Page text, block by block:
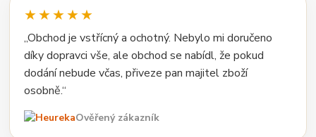
★★★★★
„Obchod je vstřícný a ochotný. Nebylo mi doručeno
díky dopravci vše, ale obchod se nabídl, že pokud
dodání nebude včas, přiveze pan majitel zboží
osobně.“
Ověřený zákazník